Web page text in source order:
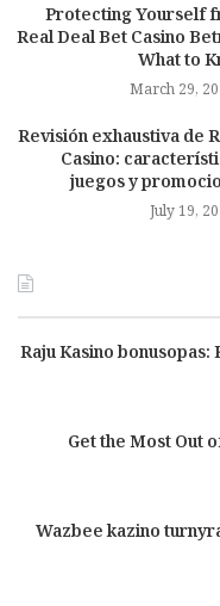
Protecting Yourself
Real Deal Bet Casino
What to
March 29,
Revisión exhaustiva de
Casino:
juegos y
July 19,
Raju Kasino
Get the Most Out
Wazbee kazino